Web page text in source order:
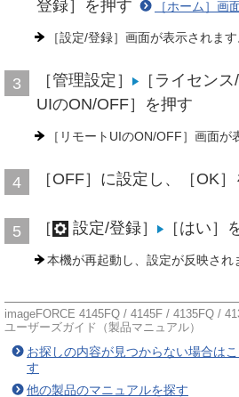
登録］を押す
［ホーム］画
［設定/登録］画面が表示されます
3 ［管理設定］ ［ライセンス
UIのON/OFF］を押す
［リモートUIのON/OFF］画面が
4 ［OFF］に設定し、［OK
5 ［ 設定/登録］ ［はい］
本機が再起動し、設定が反映され
imageFORCE 4145FQ / 4145F / 4135FQ /
ユーザーズガイド（製品マニュアル）
お探しの内容が見つからない場合は
す
他の製品のマニュアルを探す